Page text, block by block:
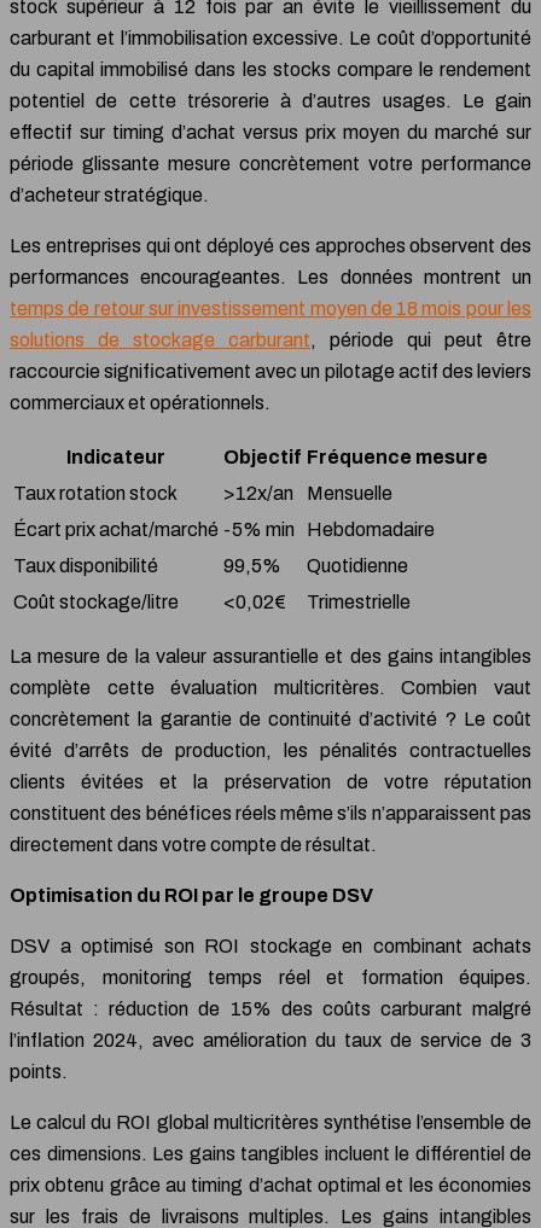
stock supérieur à 12 fois par an évite le vieillissement du
carburant et l’immobilisation excessive. Le coût d’opportunité
du capital immobilisé dans les stocks compare le rendement
potentiel de cette trésorerie à d’autres usages. Le gain
effectif sur timing d’achat versus prix moyen du marché sur
période glissante mesure concrètement votre performance
d’acheteur stratégique.
Les entreprises qui ont déployé ces approches observent des
performances encourageantes. Les données montrent un
temps de retour sur investissement moyen de 18 mois pour les
solutions de stockage carburant, période qui peut être
raccourcie significativement avec un pilotage actif des leviers
commerciaux et opérationnels.
Indicateur Objectif Fréquence mesure
Taux rotation stock
>12x/an
Mensuelle
Écart prix achat/marché -5% min
Hebdomadaire
Taux disponibilité
99,5%
Quotidienne
Coût stockage/litre
<0,02€ Trimestrielle
La mesure de la valeur assurantielle et des gains intangibles
complète cette évaluation multicritères. Combien vaut
concrètement la garantie de continuité d’activité ? Le coût
évité d’arrêts de production, les pénalités contractuelles
clients évitées et la préservation de votre réputation
constituent des bénéfices réels même s’ils n’apparaissent pas
directement dans votre compte de résultat.
Optimisation du ROI par le groupe DSV
DSV a optimisé son ROI stockage en combinant achats
groupés, monitoring temps réel et formation équipes.
Résultat : réduction de 15% des coûts carburant malgré
l’inflation 2024, avec amélioration du taux de service de 3
points.
Le calcul du ROI global multicritères synthétise l’ensemble de
ces dimensions. Les gains tangibles incluent le différentiel de
prix obtenu grâce au timing d’achat optimal et les économies
sur les frais de livraisons multiples. Les gains intangibles